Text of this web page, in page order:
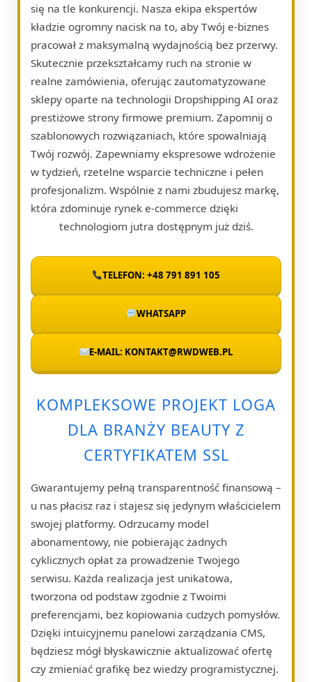
się na tle konkurencji. Nasza ekipa ekspertów
kładzie ogromny nacisk na to, aby Twój e-biznes
pracował z maksymalną wydajnością bez przerwy.
Skutecznie przekształcamy ruch na stronie w
realne zamówienia, oferując zautomatyzowane
sklepy oparte na technologii Dropshipping AI oraz
prestiżowe strony firmowe premium. Zapomnij o
szablonowych rozwiązaniach, które spowalniają
Twój rozwój. Zapewniamy ekspresowe wdrożenie
w tydzień, rzetelne wsparcie techniczne i pełen
profesjonalizm. Wspólnie z nami zbudujesz markę,
która zdominuje rynek e-commerce dzięki
technologiom jutra dostępnym już dziś.
TELEFON: +48 791 891 105
WHATSAPP
E-MAIL: KONTAKT@RWDWEB.PL
KOMPLEKSOWE PROJEKT LOGA
DLA BRANŻY BEAUTY Z
CERTYFIKATEM SSL
Gwarantujemy pełną transparentność finansową –
u nas płacisz raz i stajesz się jedynym właścicielem
swojej platformy. Odrzucamy model
abonamentowy, nie pobierając żadnych
cyklicznych opłat za prowadzenie Twojego
serwisu. Każda realizacja jest unikatowa,
tworzona od podstaw zgodnie z Twoimi
preferencjami, bez kopiowania cudzych pomysłów.
Dzięki intuicyjnemu panelowi zarządzania CMS,
będziesz mógł błyskawicznie aktualizować ofertę
czy zmieniać grafikę bez wiedzy programistycznej.